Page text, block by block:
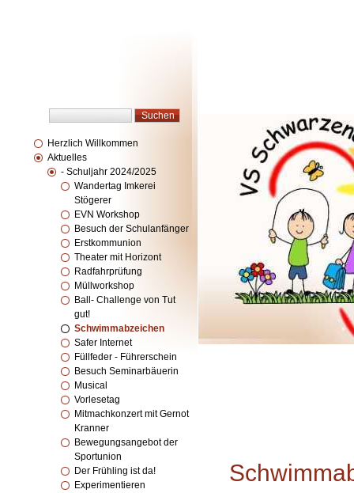
Herzlich Willkommen
Aktuelles
- Schuljahr 2024/2025
Wandertag Imkerei
Stögerer
EVN Workshop
Besuch der Schulanfänger
Erstkommunion
Theater mit Horizont
Radfahrprüfung
Müllworkshop
Ball- Challenge von Tut
gut!
Schwimmabzeichen
Safer Internet
Füllfeder - Führerschein
Besuch Seminarbäuerin
Musical
Vorlesetag
Mitmachkonzert mit Gernot
Kranner
Bewegungsangebot der
Sportunion
Der Frühling ist da!
Experimentieren